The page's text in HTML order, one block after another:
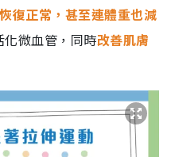
復正常，甚至連體重也減
化微血管，同時改善肌膚